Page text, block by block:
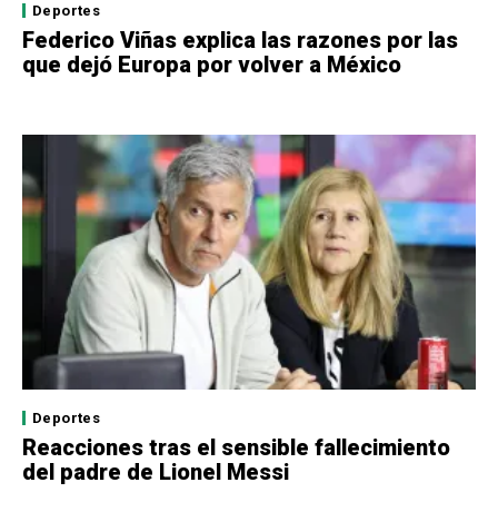
Deportes
Federico Viñas explica las razones por las
que dejó Europa por volver a México
Deportes
Reacciones tras el sensible fallecimiento
del padre de Lionel Messi